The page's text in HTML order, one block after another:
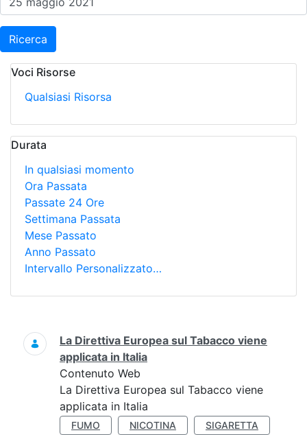
Ricerca
Voci Risorse
Qualsiasi Risorsa
Durata
In qualsiasi momento
Ora Passata
Passate 24 Ore
Settimana Passata
Mese Passato
Anno Passato
Intervallo Personalizzato…
Ricerca
La Direttiva Europea sul Tabacco viene
applicata in Italia
Contenuto Web
La Direttiva Europea sul Tabacco viene
applicata in Italia
FUMO NICOTINA
SIGARETTA